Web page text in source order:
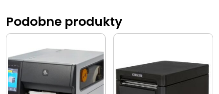
Podobne produkty